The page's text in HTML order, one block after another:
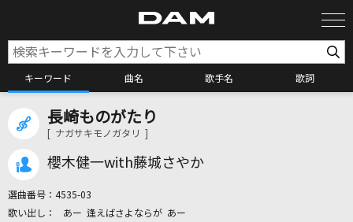
キーワード 曲名 歌手名 歌詞
カラオケ検索
長崎ものがたり
[ ナガサキモノガタリ ]
櫻木健一with藤城さやか
選曲番号： 4535-03
あー 逢えばさよならが あー